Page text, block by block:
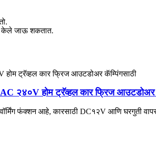
केले जाऊ शकतात.
२४०V होम ट्रॅव्हल कार फ्रिज आउटडोअर
फंक्शन आहे, कारसाठी DC१२V आणि घरगुती